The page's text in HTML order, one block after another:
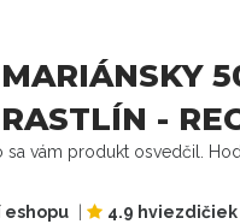
MARIÁNSKY
-
sa vám produkt osvedčil.
eshopu
4.9 hviezdičiek